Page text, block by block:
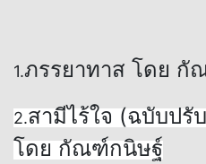
1.ภรรยาทาส โดย กั
2.สามีไร้ใจ (ฉบับปรั
โดย กัณฑ์กนิษฐ์